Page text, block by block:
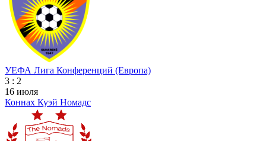
УЕФА Лига Конференций (Европа)
3 : 2
16 июля
Коннах Куэй Номадс